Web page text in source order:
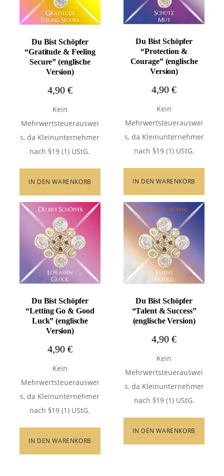
Du Bist Schöpfer
“Gratitude & Feeling
Secure” (englische
Version)
4,90 €
Kein
Mehrwertsteuerauswei
s, da Kleinunternehmer
nach §19 (1) UStG.
IN DEN WARENKORB
Du Bist Schöpfer
“Protection &
Courage” (englische
Version)
4,90€
Kein
Mehrwertsteuerauswei
s, da Kleinunternehmer
nach §19 (1) UStG.
IN DEN WARENKORB
Du Bist Schöpfer
“Letting Go & Good
Luck” (englische
Version)
4,90 €
Kein
Mehrwertsteuerauswei
s, da Kleinunternehmer
nach §19 (1) UStG.
IN DEN WARENKORB
Du Bist Schöpfer
“Talent & Success”
(englische Version)
4,90€
Kein
Mehrwertsteuerauswei
s, da Kleinunternehmer
nach §19 (1) UStG.
IN DEN WARENKORB